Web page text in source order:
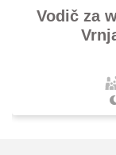
Vodič za